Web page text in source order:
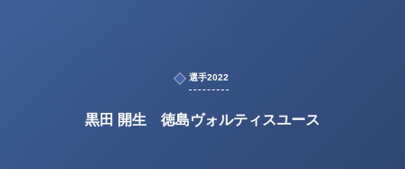
選手2022
黒田 開生 徳島ヴォルティスユース